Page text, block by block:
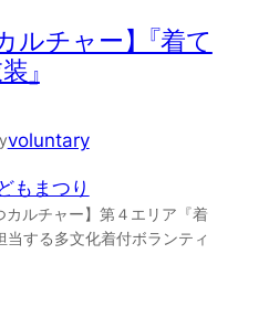
ルチャー】『着て
』
voluntary
もまつり
ルチャー】第４エリア『着
する多文化着付ボランティ